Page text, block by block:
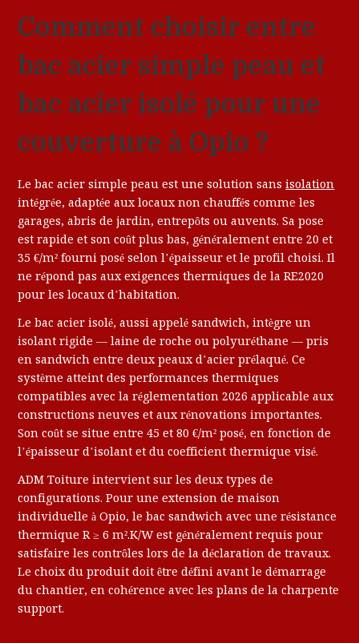
Comment choisir entre
bac acier simple peau et
bac acier isolé pour une
couverture à Opio ?
Le bac acier simple peau est une solution sansisolation
intégrée, adaptée aux locaux non chauffés comme les
garages, abris de jardin, entrepôts ou auvents. Sa pose
est rapide et son coût plus bas, généralement entre 20 et
35 €/m² fourni posé selon l’épaisseur et le profil choisi. Il
ne répond pas aux exigences thermiques de la RE2020
pour les locaux d’habitation.
Le bac acier isolé, aussi appelé sandwich, intègre un
isolant rigide — laine de roche ou polyuréthane — pris
en sandwich entre deux peaux d’acier prélaqué. Ce
système atteint des performances thermiques
compatibles avec la réglementation 2026 applicable aux
constructions neuves et aux rénovations importantes.
Son coût se situe entre 45 et 80 €/m² posé, en fonction de
l’épaisseur d’isolant et du coefficient thermique visé.
ADM Toiture intervient sur les deux types de
configurations. Pour une extension de maison
individuelle à Opio, le bac sandwich avec une résistance
thermique R ≥ 6 m².K/W est généralement requis pour
satisfaire les contrôles lors de la déclaration de travaux.
Le choix du produit doit être défini avant le démarrage
du chantier, en cohérence avec les plans de la charpente
support.